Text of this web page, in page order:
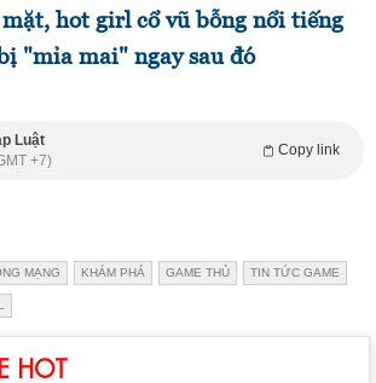
mặt, hot girl cổ vũ bỗng nổi tiếng
"mỉa mai" ngay sau đó
Luật
Copy link
+7)
MẠNG KHÁM PHÁ GAME THỦ TIN TỨC GAME
HOT